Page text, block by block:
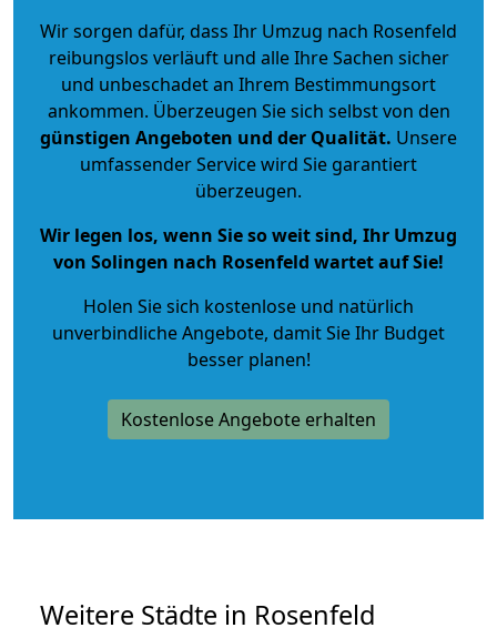
Wir sorgen dafür, dass Ihr Umzug nach Rosenfeld
reibungslos verläuft und alle Ihre Sachen sicher
und unbeschadet an Ihrem Bestimmungsort
ankommen. Überzeugen Sie sich selbst von den
günstigen Angeboten und der Qualität. Unsere
umfassender Service wird Sie garantiert
überzeugen.
Wir legen los, wenn Sie so weit sind, Ihr Umzug
von Solingen nach Rosenfeld wartet auf Sie!
Holen Sie sich kostenlose und natürlich
unverbindliche Angebote, damit Sie Ihr Budget
besser planen!
Kostenlose Angebote erhalten
Weitere Städte in Rosenfeld